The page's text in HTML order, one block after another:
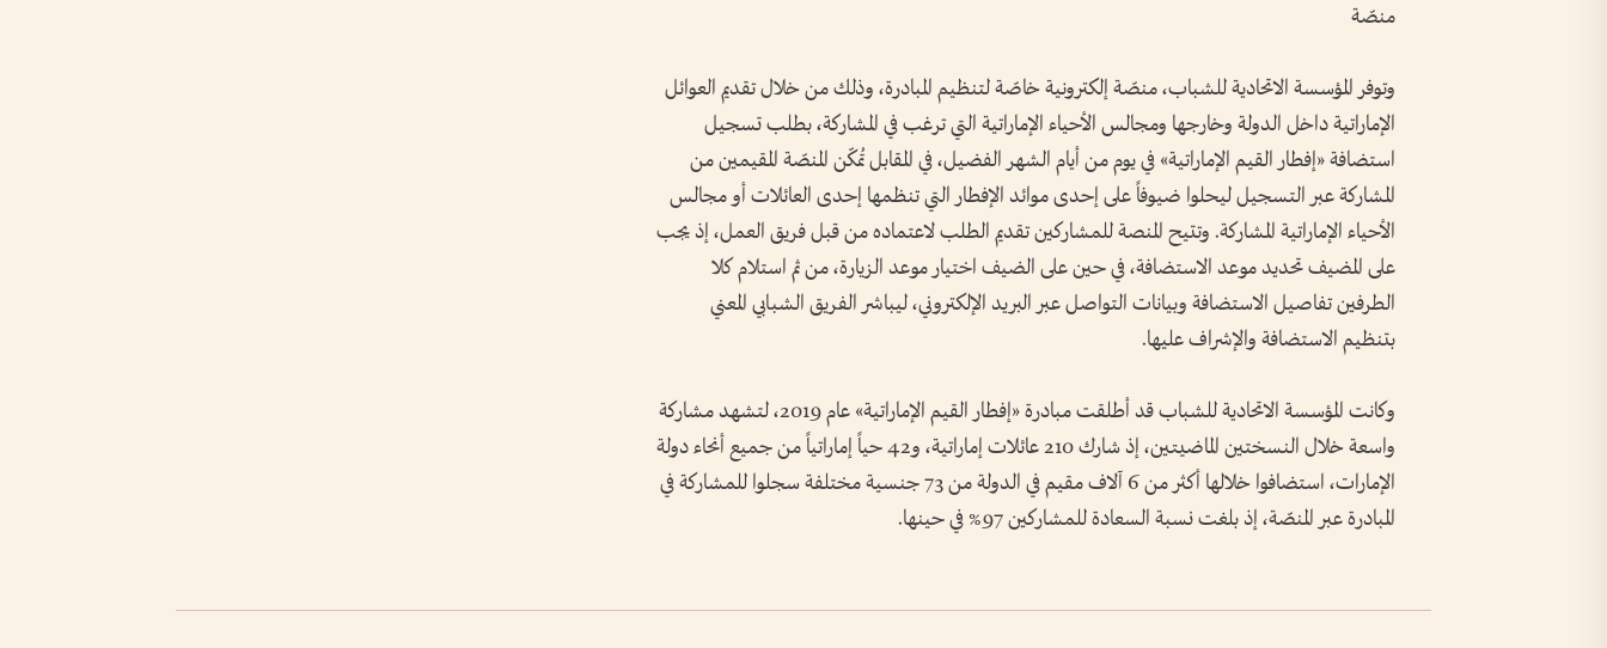
منصّة
وتوفر المؤسسة الاتحادية للشباب، منصّة إلكترونية خاصّة لتنظيم المبادرة، وذلك من خلال تقديم العوائل
الإماراتية داخل الدولة وخارجها ومجالس الأحياء الإماراتية التي ترغب في المشاركة، بطلب تسجيل
استضافة «إفطار القيم الإماراتية» في يوم من أيام الشهر الفضيل، في المقابل تُمكّن المنصّة المقيمين من
المشاركة عبر التسجيل ليحلوا ضيوفاً على إحدى موائد الإفطار التي تنظمها إحدى العائلات أو مجالس
الأحياء الإماراتية المشاركة. وتتيح المنصة للمشاركين تقديم الطلب لاعتماده من قبل فريق العمل، إذ يجب
على المضيف تحديد موعد الاستضافة، في حين على الضيف اختيار موعد الزيارة، من ثم استلام كلا
الطرفين تفاصيل الاستضافة وبيانات التواصل عبر البريد الإلكتروني، ليباشر الفريق الشبابي المعني
بتنظيم الاستضافة والإشراف عليها.
وكانت المؤسسة الاتحادية للشباب قد أطلقت مبادرة «إفطار القيم الإماراتية» عام 2019، لتشهد مشاركة
واسعة خلال النسختين الماضيتين، إذ شارك 210 عائلات إماراتية، و42 حياً إماراتياً من جميع أنحاء دولة
الإمارات، استضافوا خلالها أكثر من 6 آلاف مقيم في الدولة من 73 جنسية مختلفة سجلوا للمشاركة في
المبادرة عبر المنصّة، إذ بلغت نسبة السعادة للمشاركين 97% في حينها.